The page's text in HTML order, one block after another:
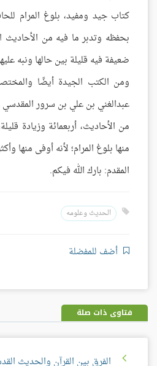
كتاب جيد ومفيد، بلوغ المرام
بحفظه وتدبر ما فيه من
ضعيفة فيه قليلة بين حالها ونبه
ومن الكتب الجيدة أيضًا
عبدالغني بن علي بن سرور المقدسي
من الأحاديث، أربعمائة وزيادة
منها بلوغ المرام؛ لأنه أوفى منها
المقدم: بارك الله فيكم.
الحديث وعلومه
أضف للمفضلة
فتاوى ذات صلة
الفرق بين القرآن والحديث